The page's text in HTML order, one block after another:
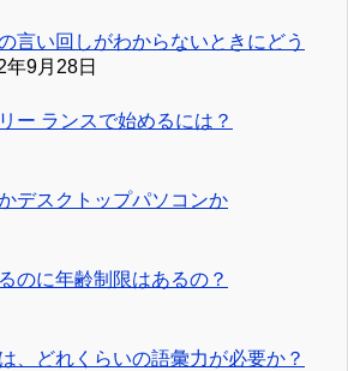
言い回しがわからないときにどう
年9月28日
ー ランスで始めるには？
デスクトップパソコンか
のに年齢制限はあるの？
、どれくらいの語彙力が必要か？